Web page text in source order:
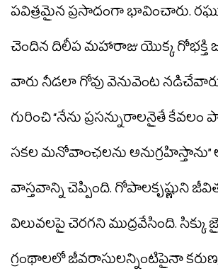
పవిత్రమైన ప్రసాదంగా భావించారు.
చెందిన దిలీప మహారాజు యొక్క గోభక్తి
వారు నీడలా గోవు వెనువెంట
గురించి “నేను ప్రసన్నురాలనైతే
సకల మనోవాంఛలను
వాస్తవాన్ని చెప్పింది. గోపాలకృష్ణుని
విలువలపై చెరగని ముద్రవేసింది. సిక్కు
గ్రంథాలలో జీవరాసులన్నింటిపైనా